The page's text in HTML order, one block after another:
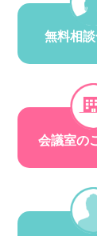
無料相
会議室の